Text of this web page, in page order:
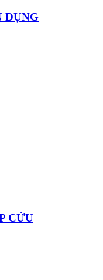
DỤNG
CỨU